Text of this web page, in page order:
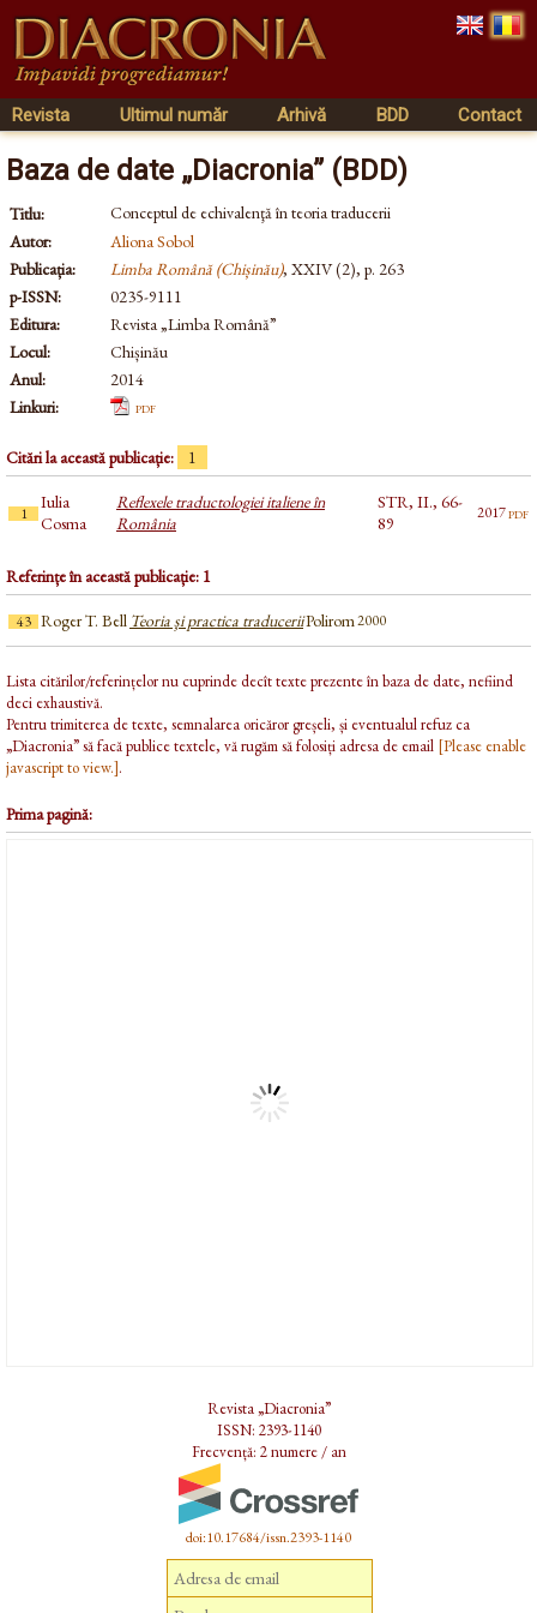
Revista Ultimul număr Arhivă BDD Contact
Baza de date „Diacronia” (BDD)
Titlu:
Conceptul de echivalenţă în teoria traducerii
Autor:
Aliona Sobol
Publicația:
Limba Română (Chișinău), XXIV (2), p. 263
p-ISSN:
0235-9111
Editura:
Revista „Limba Română”
Locul:
Chișinău
Anul:
2014
Linkuri:
pdf
Citări la această publicație: 1
1
Iulia
Cosma
Reflexele traductologiei italiene în
România
STR, II., 66-
89
2017pdf
Referințe în această publicație: 1
43 Roger T. Bell Teoria şi practica traduceriiPolirom2000
Lista citărilor/referințelor nu cuprinde decît texte prezente în baza de date, nefiind
deci exhaustivă.
Pentru trimiterea de texte, semnalarea oricăror greșeli, și eventualul refuz ca
„Diacronia” să facă publice textele, vă rugăm să folosiți adresa de email [Please enable
javascript to view.].
Prima pagină:
Revista „Diacronia”
ISSN: 2393-1140
Frecvență: 2 numere / an
doi:10.17684/issn.2393-1140